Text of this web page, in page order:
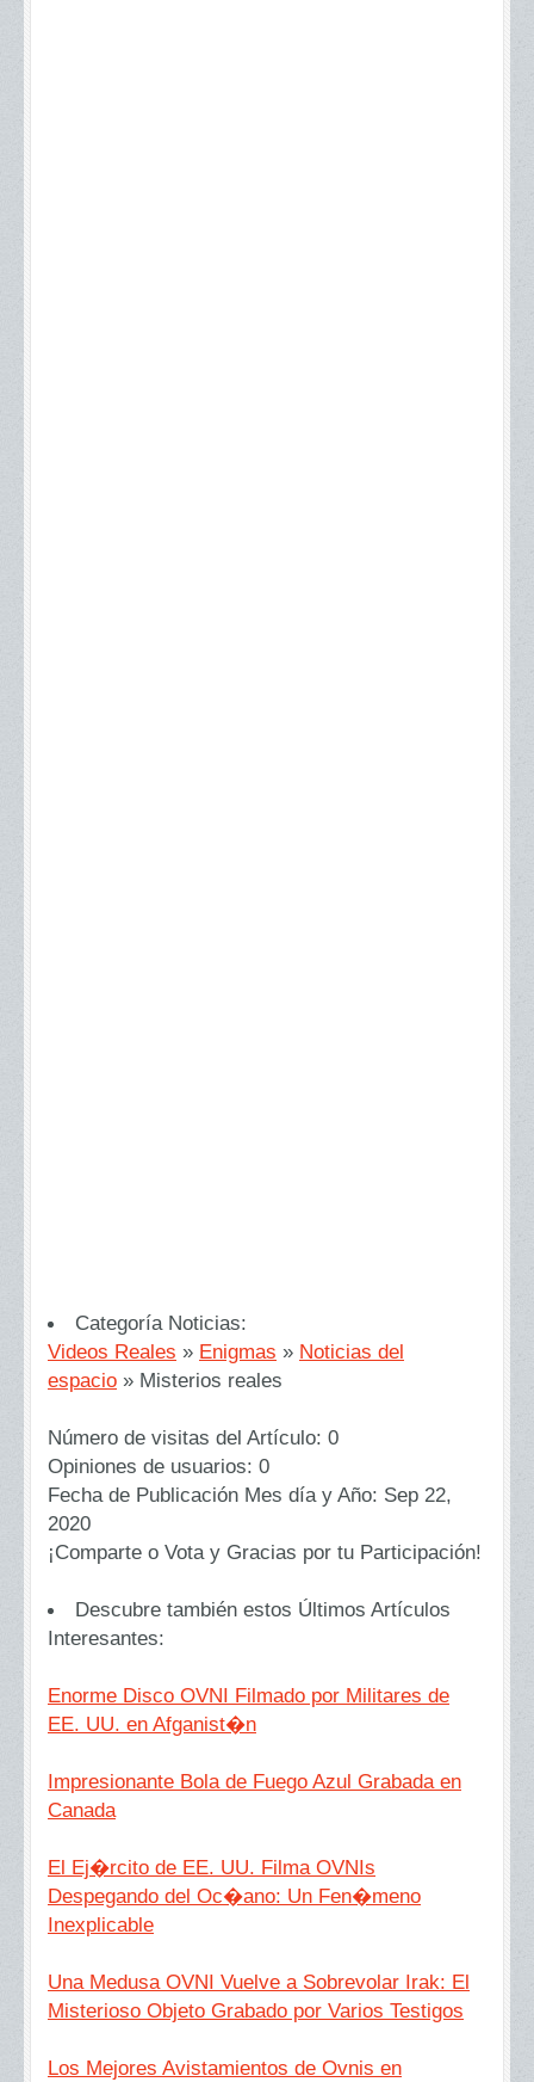
Categoría Noticias:
Videos Reales » Enigmas » Noticias del
espacio » Misterios reales
Número de visitas del Artículo: 0
Opiniones de usuarios: 0
Fecha de Publicación Mes día y Año: Sep 22,
2020
¡Comparte o Vota y Gracias por tu Participación!
Descubre también estos Últimos Artículos
Interesantes:
Enorme Disco OVNI Filmado por Militares de
EE. UU. en Afganist�n
Impresionante Bola de Fuego Azul Grabada en
Canada
El Ej�rcito de EE. UU. Filma OVNIs
Despegando del Oc�ano: Un Fen�meno
Inexplicable
Una Medusa OVNI Vuelve a Sobrevolar Irak: El
Misterioso Objeto Grabado por Varios Testigos
Los Mejores Avistamientos de Ovnis en